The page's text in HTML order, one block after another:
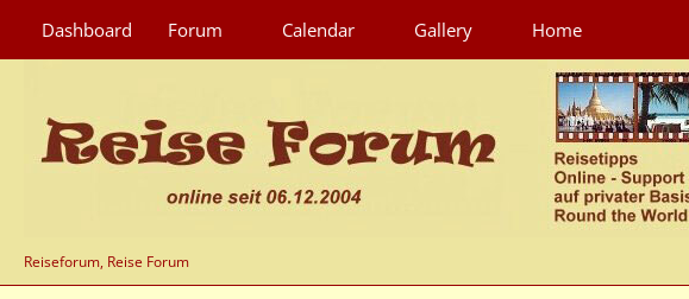
Dashboard Forum Calendar Gallery Home
Reiseforum, Reise Forum